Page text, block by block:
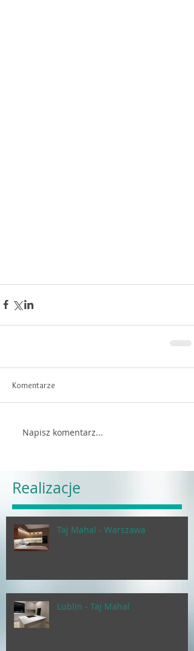
Realizacje
Komentarze
Napisz komentarz...
Taj Mahal - Warszawa
Lublin - Taj Mahal